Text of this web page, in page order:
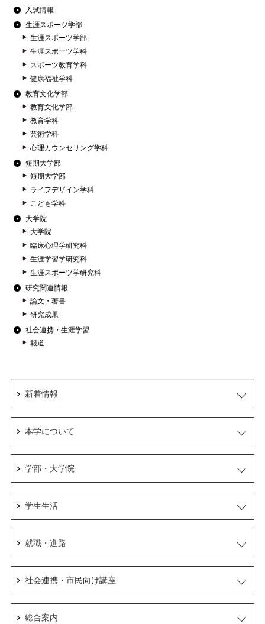
入試情報
生涯スポーツ学部
生涯スポーツ学部
生涯スポーツ学科
スポーツ教育学科
健康福祉学科
教育文化学部
教育文化学部
教育学科
芸術学科
心理カウンセリング学科
短期大学部
短期大学部
ライフデザイン学科
こども学科
大学院
大学院
臨床心理学研究科
生涯学習学研究科
生涯スポーツ学研究科
研究関連情報
論文・著書
研究成果
社会連携・生涯学習
報道
新着情報
本学について
学部・大学院
学生生活
就職・進路
社会連携・市民向け講座
総合案内